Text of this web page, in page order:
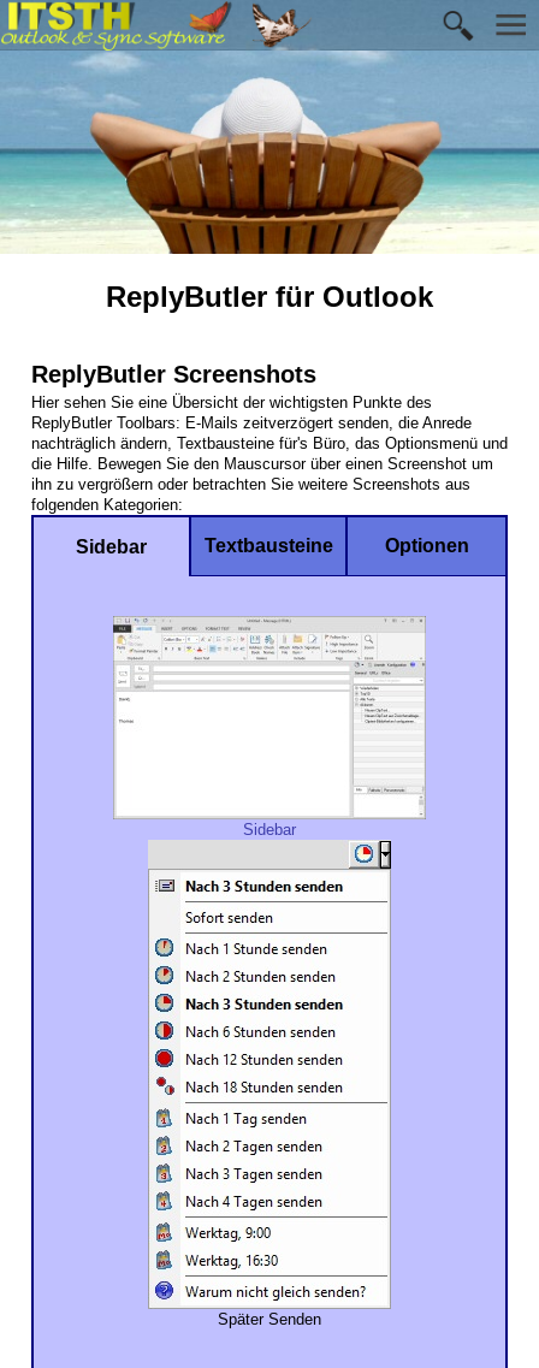
ReplyButler für Outlook
ReplyButler Screenshots
Hier sehen Sie eine Übersicht der wichtigsten Punkte des
ReplyButler Toolbars: E-Mails zeitverzögert senden, die Anrede
nachträglich ändern, Textbausteine für's Büro, das Optionsmenü und
die Hilfe. Bewegen Sie den Mauscursor über einen Screenshot um
ihn zu vergrößern oder betrachten Sie weitere Screenshots aus
folgenden Kategorien:
Sidebar Textbausteine Optionen
Sidebar
Später Senden